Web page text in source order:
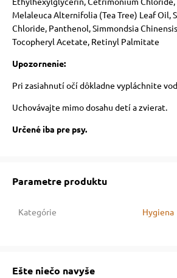
Melaleuca Alternifolia (Tea Tree) Leaf Oil,
Chloride, Panthenol, Simmondsia
Tocopheryl Acetate, Retinyl Palmitate
Upozornenie:
Pri zasiahnutí očí dôkladne vypláchnite
Uchovávajte mimo dosahu detí a zvierat.
Určené iba pre psy.
Parametre produktu
Kategórie Hygiena
Ešte niečo navyše